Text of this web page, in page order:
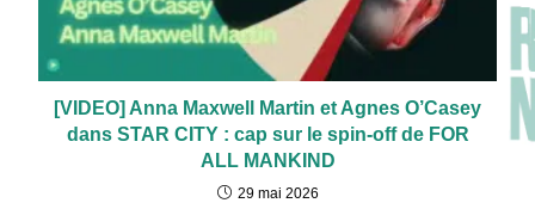
[VIDEO] Anna Maxwell Martin et Agnes O’Casey
dans STAR CITY : cap sur le spin-off de FOR
ALL MANKIND
29 mai 2026